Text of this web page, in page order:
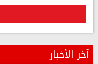
آخر الأخبار